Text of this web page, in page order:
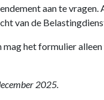
aan te
van de
het formulier
2025.